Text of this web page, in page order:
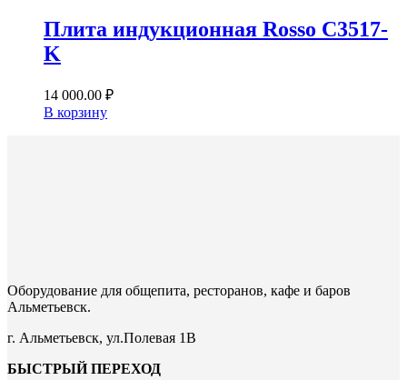
Плита индукционная Rosso C3517-
K
14 000.00 ₽
В корзину
Оборудование для общепита, ресторанов, кафе и баров
Альметьевск.
г. Альметьевск, ул.Полевая 1В
БЫСТРЫЙ ПЕРЕХОД